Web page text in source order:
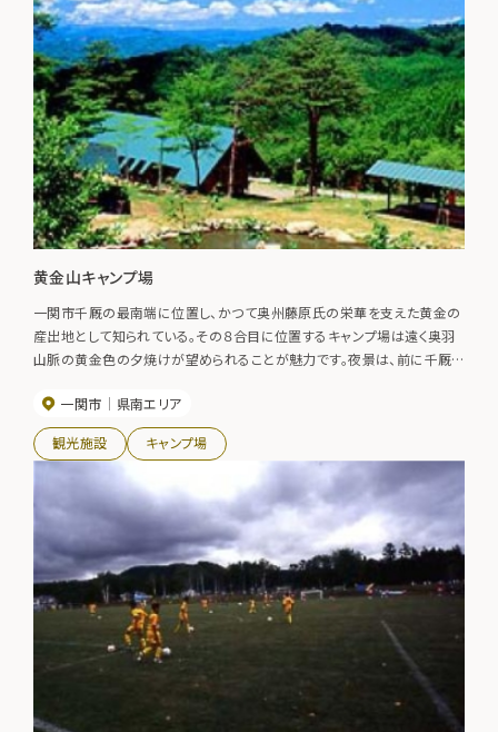
黄金山キャンプ場
一関市千厩の最南端に位置し、かつて奥州藤原氏の栄華を支えた黄金の
産出地として知られている。その８合目に位置するキャンプ場は遠く奥羽
山脈の黄金色の夕焼けが望められることが魅力です。夜景は、前に千厩
えません。【利用期間】５月１日（ゴールデンウィークの頃）～１０月３１日
一関市 県南エリア
観光施設 キャンプ場